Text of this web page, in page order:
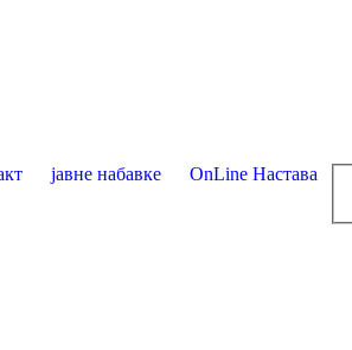
јавне набавке OnLine Настава